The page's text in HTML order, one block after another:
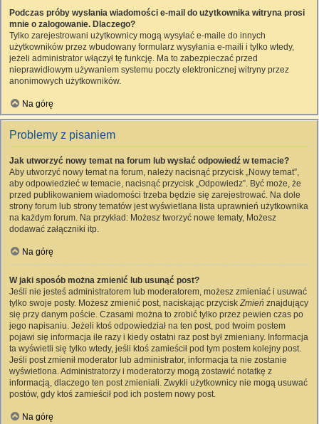
Podczas próby wysłania wiadomości e-mail do użytkownika witryna prosi
mnie o zalogowanie. Dlaczego?
Tylko zarejestrowani użytkownicy mogą wysyłać e-maile do innych
użytkowników przez wbudowany formularz wysyłania e-maili i tylko wtedy,
jeżeli administrator włączył tę funkcję. Ma to zabezpieczać przed
nieprawidłowym używaniem systemu poczty elektronicznej witryny przez
anonimowych użytkowników.
Na górę
Problemy z pisaniem
Jak utworzyć nowy temat na forum lub wysłać odpowiedź w temacie?
Aby utworzyć nowy temat na forum, należy nacisnąć przycisk „Nowy temat”,
aby odpowiedzieć w temacie, nacisnąć przycisk „Odpowiedz”. Być może, że
przed publikowaniem wiadomości trzeba będzie się zarejestrować. Na dole
strony forum lub strony tematów jest wyświetlana lista uprawnień użytkownika
na każdym forum. Na przykład: Możesz tworzyć nowe tematy, Możesz
dodawać załączniki itp.
Na górę
W jaki sposób można zmienić lub usunąć post?
Jeśli nie jesteś administratorem lub moderatorem, możesz zmieniać i usuwać
tylko swoje posty. Możesz zmienić post, naciskając przyciskZmień znajdujący
się przy danym poście. Czasami można to zrobić tylko przez pewien czas po
jego napisaniu. Jeżeli ktoś odpowiedział na ten post, pod twoim postem
pojawi się informacja ile razy i kiedy ostatni raz post był zmieniany. Informacja
ta wyświetli się tylko wtedy, jeśli ktoś zamieścił pod tym postem kolejny post.
Jeśli post zmienił moderator lub administrator, informacja ta nie zostanie
wyświetlona. Administratorzy i moderatorzy mogą zostawić notatkę z
informacją, dlaczego ten post zmieniali. Zwykli użytkownicy nie mogą usuwać
postów, gdy ktoś zamieścił pod ich postem nowy post.
Na górę